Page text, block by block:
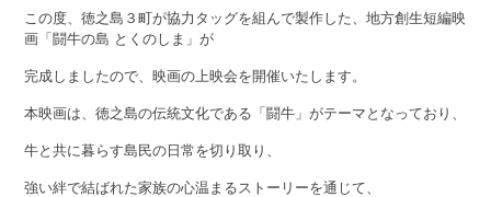
この度、徳之島３町が協力タッグを組んで製作した、地方創生短編映
画「闘牛の島 とくのしま」が
完成しましたので、映画の上映会を開催いたします。
本映画は、徳之島の伝統文化である「闘牛」がテーマとなっており、
牛と共に暮らす島民の日常を切り取り、
強い絆で結ばれた家族の心温まるストーリーを通じて、